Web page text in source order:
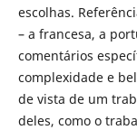
escolhas.
– a francesa, a
comentários
complexidade e
de vista de um
deles, como o